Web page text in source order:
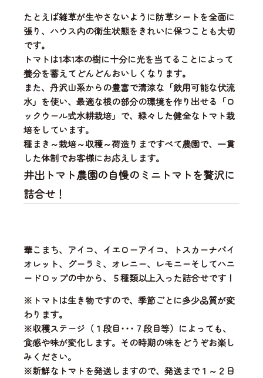
たとえば雑草が生やさないように防草シートを全面に
張り、ハウス内の衛生状態をきれいに保つことも大切
です。
トマトは1本1本の樹に十分に光を当てることによって
養分を蓄えてどんどんおいしくなります。
また、丹沢山系からの豊富で清涼な「飲用可能な伏流
水」を使い、 最適な根の部分の環境を作り出せる「ロ
ックウール式水耕栽培」 で、緑々した健全なトマト栽
培をしています。
種まき～栽培～収穫～荷造りまですべて農園で、一貫
した体制でお客様にお応えします。
井出トマト農園の自慢のミニトマトを贅沢に
詰合せ！
華こまち、アイコ、イエローアイコ、トスカーナバイ
オレット、グーラミ、オレニー、レモニーそしてハニ
ードロップの中から、
５種類以上入った詰合せです！
※トマトは生き物ですので、季節ごとに多少品質が変
わります。
※収穫ステージ（１段目･･･７段目等）によっても、
食感や味が変化します。その時期の味をどうぞお楽し
みください。
※新鮮なトマトを発送しますので、発送まで１～２日